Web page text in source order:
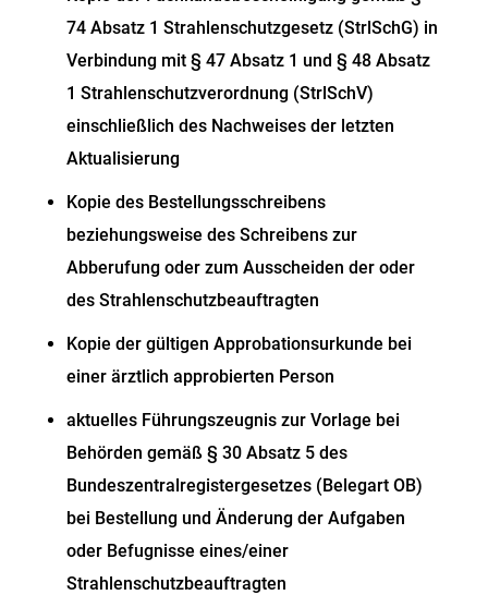
74 Absatz 1 Strahlenschutzgesetz (StrlSchG) in
Verbindung mit § 47 Absatz 1 und § 48 Absatz
1 Strahlenschutzverordnung (StrlSchV)
einschließlich des Nachweises der letzten
Aktualisierung
Kopie des Bestellungsschreibens
beziehungsweise des Schreibens zur
Abberufung oder zum Ausscheiden der oder
des Strahlenschutzbeauftragten
Kopie der gültigen Approbationsurkunde bei
einer ärztlich approbierten Person
aktuelles Führungszeugnis zur Vorlage bei
Behörden gemäß § 30 Absatz 5 des
Bundeszentralregistergesetzes (Belegart OB)
bei Bestellung und Änderung der Aufgaben
oder Befugnisse eines/einer
Strahlenschutzbeauftragten